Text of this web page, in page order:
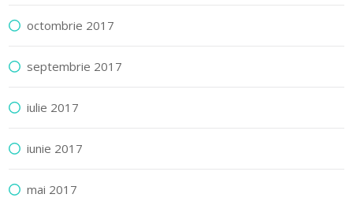
octombrie 2017
septembrie 2017
iulie 2017
iunie 2017
mai 2017